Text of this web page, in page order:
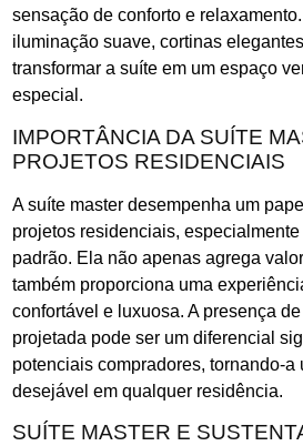
sensação de conforto e
iluminação suave, cortinas
transformar a suíte em um espaço
especial.
IMPORTÂNCIA DA SUÍTE
PROJETOS RESIDENCIAIS
A suíte master desempenha um
projetos residenciais,
padrão. Ela não apenas agrega
também proporciona uma
confortável e luxuosa. A presença
projetada pode ser um diferencial
potenciais compradores, tornando-a
desejável em qualquer residência.
SUÍTE MASTER E